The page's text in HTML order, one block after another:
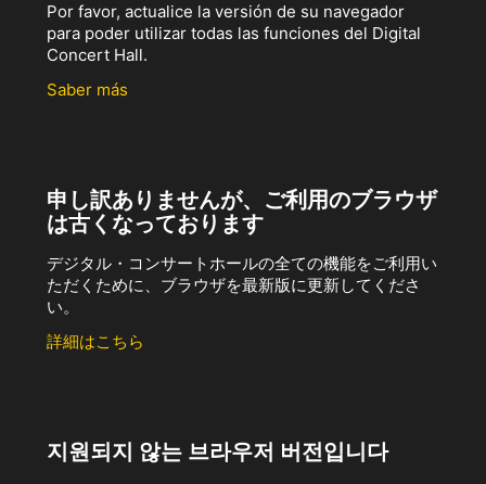
Por favor, actualice la versión de su navegador
para poder utilizar todas las funciones del Digital
Concert Hall.
Saber más
申し訳ありませんが、ご利用のブラウザ
は古くなっております
デジタル・コンサートホールの全ての機能をご利用い
ただくために、ブラウザを最新版に更新してくださ
い。
詳細はこちら
지원되지 않는 브라우저 버전입니다